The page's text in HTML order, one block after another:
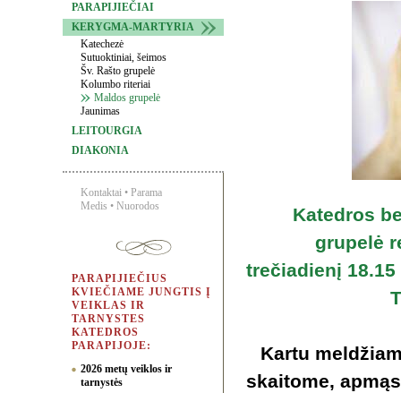
PARAPIJIEČIAI
KERYGMA-MARTYRIA
Katechezė
Sutuoktiniai, šeimos
Šv. Rašto grupelė
Kolumbo riteriai
Maldos grupelė
Jaunimas
LEITOURGIA
DIAKONIA
Kontaktai • Parama
Medis • Nuorodos
PARAPIJIEČIUS
KVIEČIAME JUNGTIS Į
VEIKLAS IR
TARNYSTES
KATEDROS
PARAPIJOJE:
2026 metų veiklos ir
tarnystės
Katedros
grupelė
trečiadienį
Kartu
skaitome,